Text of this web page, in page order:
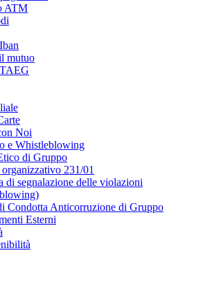
ATM
mutuo
Noi
e Whistleblowing
di Gruppo
231/01
di segnalazione delle violazioni
Condotta Anticorruzione di Gruppo
Esterni